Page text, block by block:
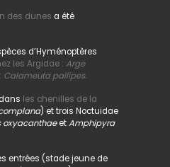
des dunes a été
d’Hyménoptères
les Argidae : Arge
Calameuta pallipes.
les chenilles de la
) et trois Noctuidae
oxyacanthaeetAmphipyra
entrées (stade jeune de